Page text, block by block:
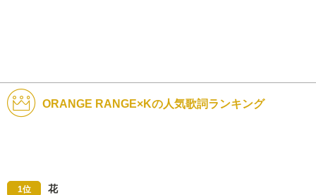
ORANGE RANGE×Kの人気歌詞ランキング
1位 花